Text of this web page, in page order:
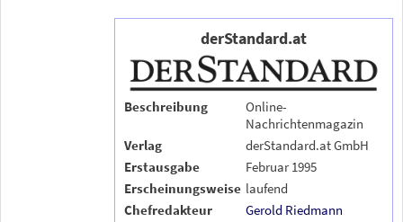
derStandard.at
Beschreibung
Online-
Nachrichtenmagazin
Verlag
derStandard.at GmbH
Erstausgabe
Februar 1995
Erscheinungsweise laufend
Chefredakteur
Gerold Riedmann